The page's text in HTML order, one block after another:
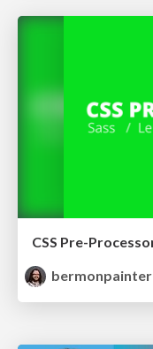
CSS Pre-
bermonpainter